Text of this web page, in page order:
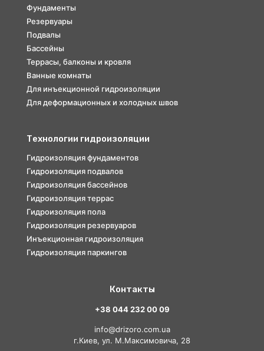
Фундаменты
Резервуары
Подвалы
Бассейны
Террасы, балконы и кровля
Ванные комнаты
Для инъекционной гидроизоляции
Для деформационных и холодных швов
Технологии гидроизоляции
Гидроизоляция фундаментов
Гидроизоляция подвалов
Гидроизоляция бассейнов
Гидроизоляция террас
Гидроизоляция пола
Гидроизоляция резервуаров
Инъекционная гидроизоляция
Гидроизоляция паркингов
Контакты
+38 044 232 00 09
info@drizoro.com.ua
г.Киев, ул. М.Максимовича, 28